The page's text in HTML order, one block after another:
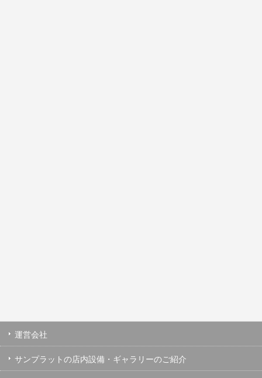
運営会社
サンプラットの店内設備・ギャラリーのご紹介